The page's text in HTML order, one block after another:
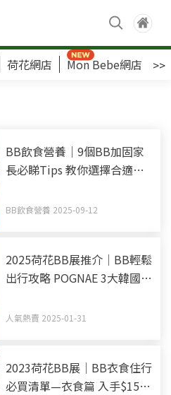
荷花網店 Mon Bebe網店 >>
BB飲食營養｜9個BB加固家
長必睇Tips 教你選擇合適食
BB飲食營養 2025-09-12
2025荷花BB展推介｜BB輕鬆
出行攻略 POGNAE 3大韓國國
人氣熱賣 2025-01-31
2023荷花BB展｜BB衣食住行
必買清單—衣食篇 入手$15有